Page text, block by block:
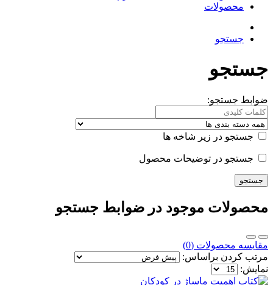
محصولات
جستجو
جستجو
ضوابط جستجو:
جستجو در زیر شاخه ها
جستجو در توضیحات محصول
محصولات موجود در ضوابط جستجو
مقایسه محصولات (0)
مرتب کردن براساس:
نمایش: